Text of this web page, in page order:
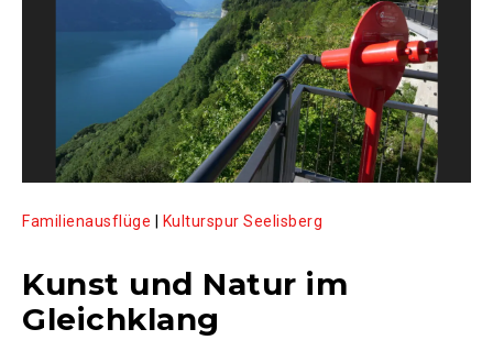
Familienausflüge Kulturspur Seelisberg
Kunst und Natur im
Gleichklang